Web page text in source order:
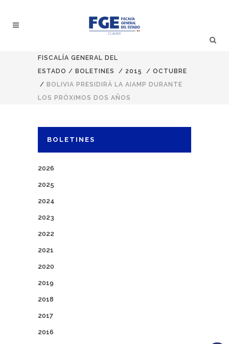
FISCALÍA GENERAL DEL
ESTADO / BOLETINES / 2015 / OCTUBRE
/ BOLIVIA PRESIDIRÁ LA AIAMP DURANTE
LOS PRÓXIMOS DOS AÑOS
BOLETINES
2026
2025
2024
2023
2022
2021
2020
2019
2018
2017
2016